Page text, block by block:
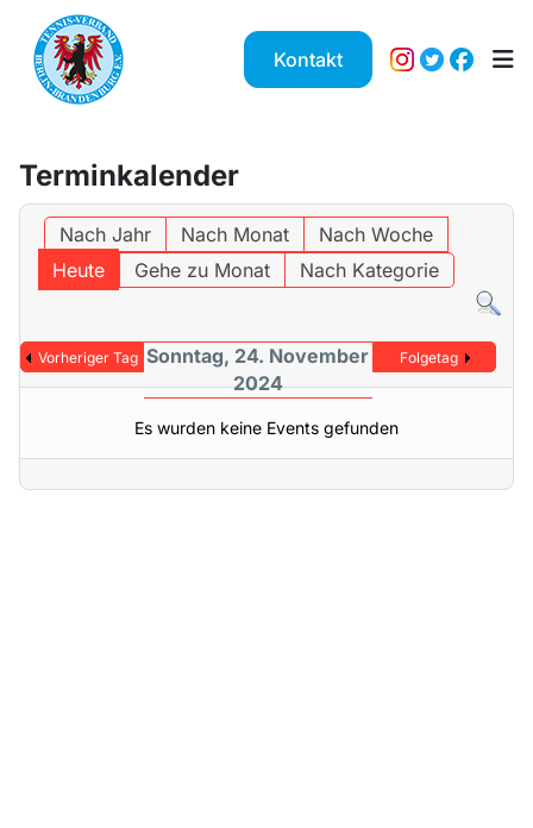
Kontakt
Terminkalender
Nach Jahr Nach Monat
Nach Woche
Heute
Gehe zu Monat Nach Kategorie
Vorheriger Tag Sonntag, 24. November
2024
Folgetag
Es wurden keine Events gefunden